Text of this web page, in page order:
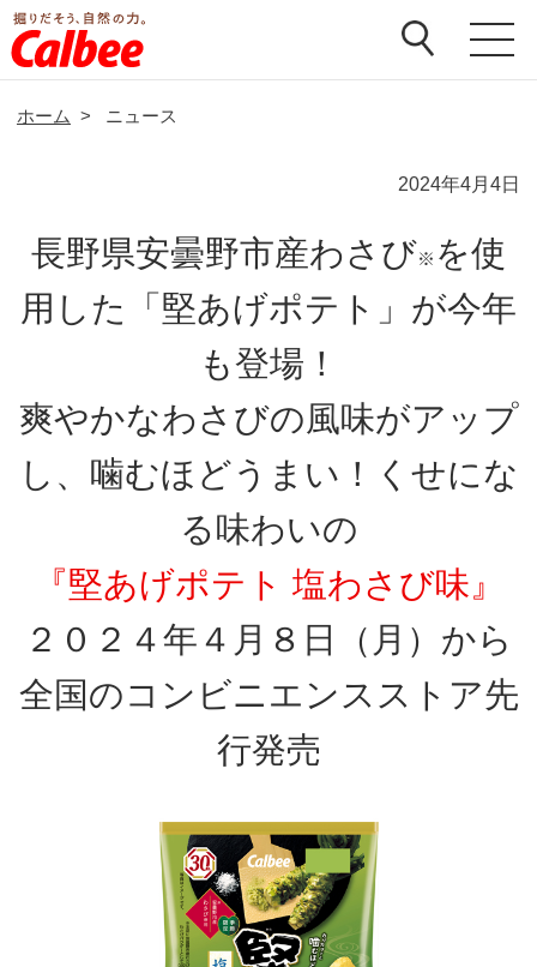
ホーム > ニュース
2024年4月4日
長野県安曇野市産わさび※ を使
用した「堅あげポテト」が今年
も登場！
爽やかなわさびの風味がアップ
し、噛むほどうまい！くせにな
る味わいの
『堅あげポテト 塩わさび味』
２０２４年４月８日（月）から
全国のコンビニエンスストア先
行発売